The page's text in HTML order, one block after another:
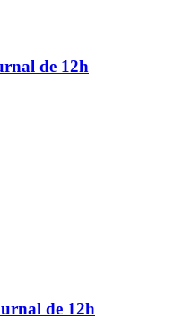
de 12h
de 12h